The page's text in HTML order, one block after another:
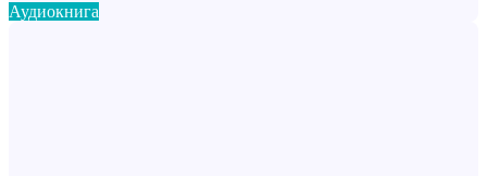
Аудиокнига